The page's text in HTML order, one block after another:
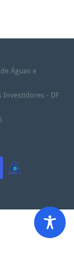
Águas e
Investidores - DF